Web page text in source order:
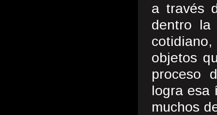
a través
dentro la
objetos
proceso
logra esa
muchos